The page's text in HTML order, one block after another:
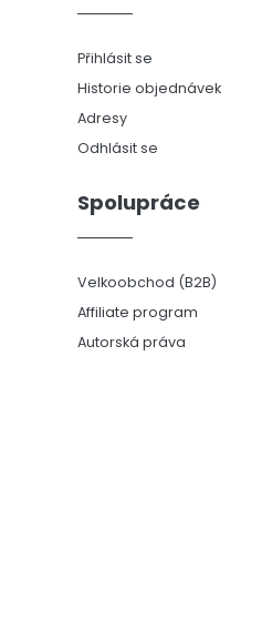
Přihlásit se
Historie objednávek
Adresy
Odhlásit se
Spolupráce
Velkoobchod (B2B)
Affiliate program
Autorská práva